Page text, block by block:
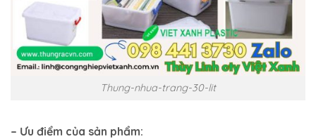
Thung-nhua-trang-30-lit
– Ưu điểm của sản phẩm: